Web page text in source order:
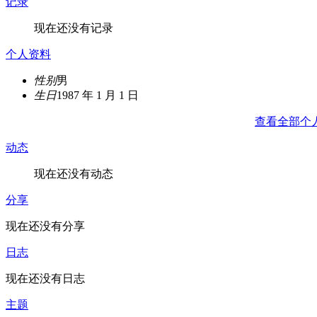
现在还没有记录
个人资料
性别男
生日1987 年 1 月 1 日
查看全部个
动态
现在还没有动态
分享
现在还没有分享
日志
现在还没有日志
主题